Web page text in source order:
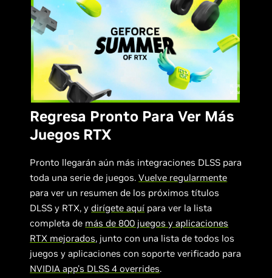
Regresa Pronto Para Ver Más
Juegos RTX
Pronto llegarán aún más integraciones DLSS para
toda una serie de juegos.Vuelve regularmente
para ver un resumen de los próximos títulos
DLSS y RTX, ydirígete aquí para ver la lista
completa de más de 800 juegos y aplicaciones
RTX mejorados, junto con una lista de todos los
juegos y aplicaciones con soporte verificado para
NVIDIA app's DLSS 4 overrides.